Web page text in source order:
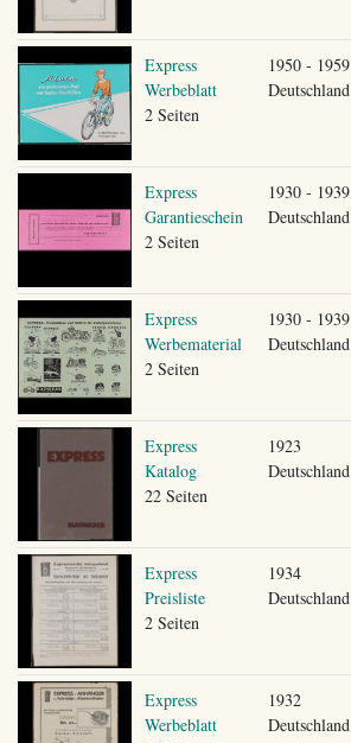
Express
Werbeblatt
2 Seiten
1950 - 1959
Deutschland
Express
Garantieschein
2 Seiten
1930 - 1939
Deutschland
Express
Werbematerial
2 Seiten
1930 - 1939
Deutschland
Express
Katalog
22 Seiten
1923
Deutschland
Express
Preisliste
2 Seiten
1934
Deutschland
Express
Werbeblatt
1932
Deutschland